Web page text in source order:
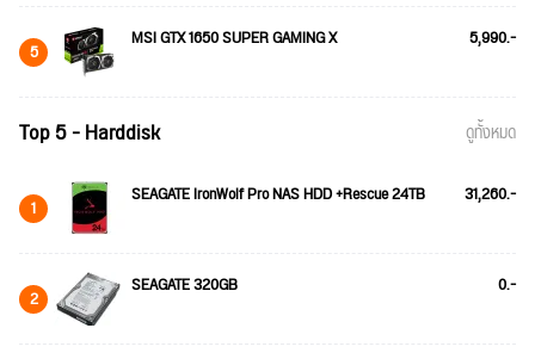
5 MSI GTX 1650 SUPER GAMING X 5,990.-
Top 5 - Harddisk ดูทั้งหมด
1 SEAGATE IronWolf Pro NAS HDD +Rescue 24TB 31,260.-
2 SEAGATE 320GB 0.-